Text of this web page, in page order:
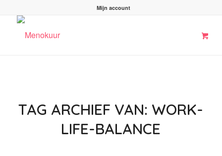
Mijn account
TAG ARCHIEF VAN: WORK-
LIFE-BALANCE